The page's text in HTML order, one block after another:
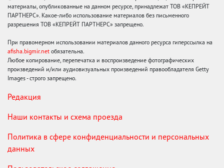
материалы, опубликованные на данном ресурсе, принадлежат ТОВ «КЕПРЕЙТ
ПАРТНЕРС». Какое-либо использование материалов без письменного
разрешения ТОВ «КЕПРЕЙТ ПАРТНЕРС» запрещено.
При правомерном использовании материалов данного ресурса гиперссылка на
afisha.bigmir.net обязательна.
Любое копирование, перепечатка и воспроизведение фотографических
произведений и/или аудиовизуальных произведений правообладателя Getty
Images - строго запрещено.
Редакция
Наши контакты и схема проезда
Политика в сфере конфиденциальности и персональных
данных